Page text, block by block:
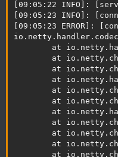
[09:05:22 INFO]:
[09:05:23 INFO]:
[09:05:23 ERROR]:
at
at
at
at
at
at
at
at
at
at
at